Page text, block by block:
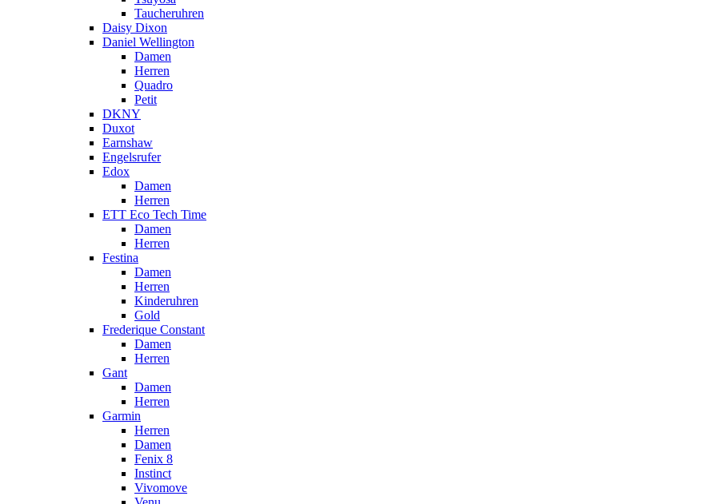
Taucheruhren
Daisy Dixon
Daniel Wellington
Damen
Herren
Quadro
Petit
DKNY
Duxot
Earnshaw
Engelsrufer
Edox
Damen
Herren
ETT Eco Tech Time
Damen
Herren
Festina
Damen
Herren
Kinderuhren
Gold
Frederique Constant
Damen
Herren
Gant
Damen
Herren
Garmin
Herren
Damen
Fenix 8
Instinct
Vivomove